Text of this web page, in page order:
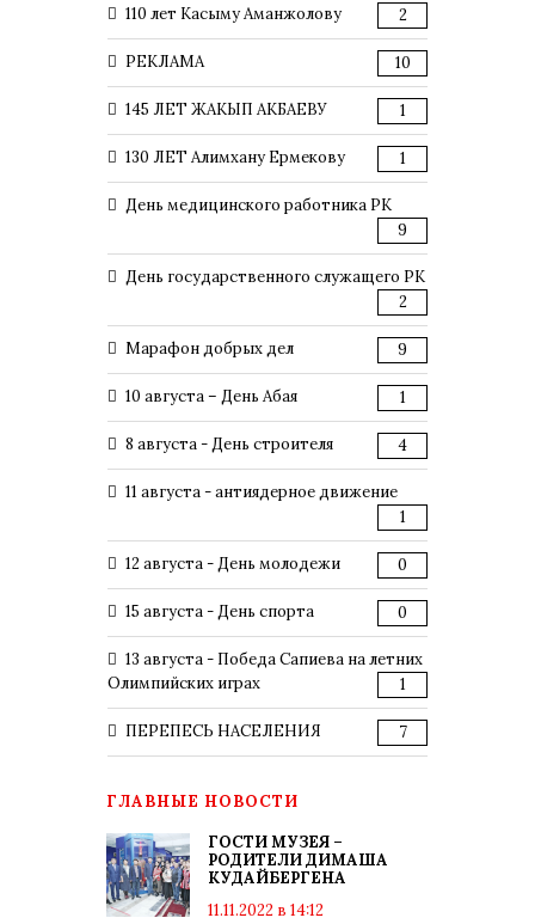
110 лет Касыму Аманжолову 2
РЕКЛАМА 10
145 ЛЕТ ЖАКЫП АКБАЕВУ 1
130 ЛЕТ Алимхану Ермекову 1
День медицинского работника РК
9
День государственного служащего РК
2
Марафон добрых дел 9
10 августа – День Абая 1
8 августа - День строителя 4
11 августа - антиядерное движение
1
12 августа - День молодежи 0
15 августа - День спорта 0
13 августа - Победа Сапиева на летних
Олимпийских играх
1
ПЕРЕПЕСЬ НАСЕЛЕНИЯ 7
ГЛАВНЫЕ НОВОСТИ
ГОСТИ МУЗЕЯ –
РОДИТЕЛИ ДИМАША
КУДАЙБЕРГЕНА
11.11.2022 в 14:12